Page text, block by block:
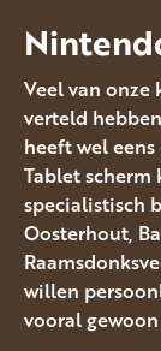
Veel van onze
verteld
heeft wel
Tablet
specialistisch
Oosterhout,
willen
vooral